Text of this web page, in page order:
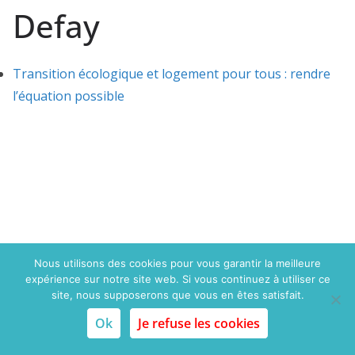
Defay
Transition écologique et logement pour tous : rendre
l’équation possible
Copyright © 2015 Politique du logement.com. Tous droits
réservés
Mentions légales
Nous utilisons des cookies pour vous garantir la meilleure
expérience sur notre site web. Si vous continuez à utiliser ce
site, nous supposerons que vous en êtes satisfait.
Ok Je refuse les cookies